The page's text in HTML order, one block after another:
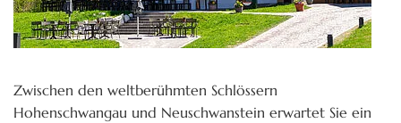
Zwischen den weltberühmten Schlössern
Hohenschwangau und Neuschwanstein erwartet Sie ein